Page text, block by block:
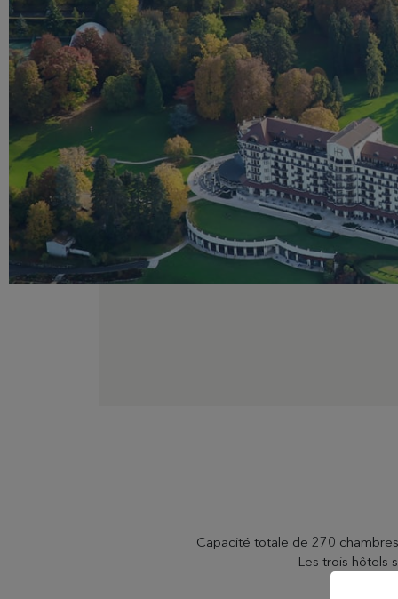
Hôtel La Verniaz
Capacité totale de 270
Les trois hôtels